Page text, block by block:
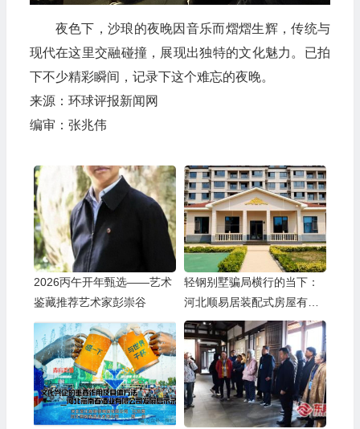
夜色下，沙琅的夜晚因音乐而熠熠生辉，传统与
现代在这里交融碰撞，展现出独特的文化魅力。已拍
下不少精彩瞬间，记录下这个难忘的夜晚。
来源：环球评报新闻网
编审：张兆伟
2026丙午开年甄选——艺术
鉴藏推荐艺术家彭崇谷
轻钢别墅骗局横行的当下：
河北顺易居装配式房屋有限
公司的坚守与启示